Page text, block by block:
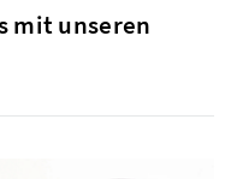
mit unseren